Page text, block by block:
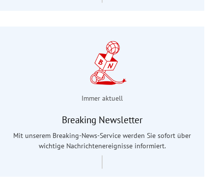
Immer aktuell
Breaking Newsletter
Mit unserem Breaking-News-Service werden Sie sofort über
wichtige Nachrichtenereignisse informiert.